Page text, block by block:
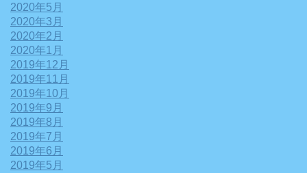
2020年5月
2020年3月
2020年2月
2020年1月
2019年12月
2019年11月
2019年10月
2019年9月
2019年8月
2019年7月
2019年6月
2019年5月